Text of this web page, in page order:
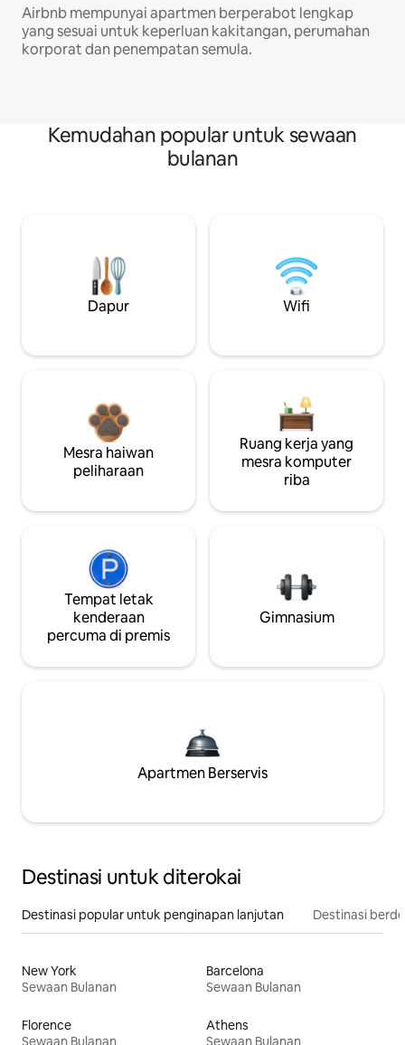
Airbnb mempunyai apartmen berperabot lengkap
yang sesuai untuk keperluan kakitangan, perumahan
korporat dan penempatan semula.
Kemudahan popular untuk sewaan
bulanan
Dapur Wifi
Mesra haiwan
peliharaan
Ruang kerja yang
mesra komputer
riba
Tempat letak
kenderaan
percuma di premis
Gimnasium
Apartmen Berservis
Destinasi untuk diterokai
Destinasi popular untuk penginapan lanjutan Destinasi
New York
Sewaan Bulanan
Barcelona
Sewaan Bulanan
Florence
Sewaan Bulanan
Athens
Sewaan Bulanan